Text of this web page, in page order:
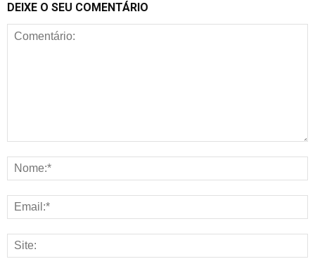
DEIXE O SEU COMENTÁRIO